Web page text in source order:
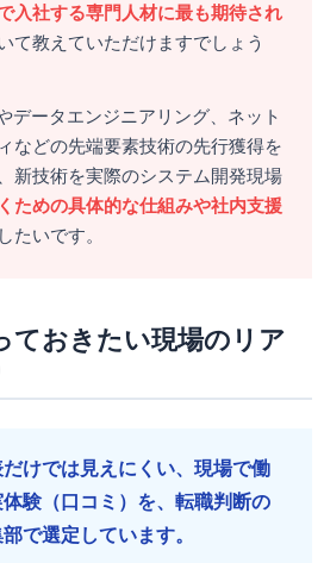
入社する専門人材に最も期待され
て教えていただけますでしょう
データエンジニアリング、ネット
などの先端要素技術の先行獲得を
新技術を実際のシステム開発現場
ための具体的な仕組みや社内支援
たいです。
ておきたい現場のリア
けでは見えにくい、現場で働
験（口コミ）を、転職判断の
で選定しています。